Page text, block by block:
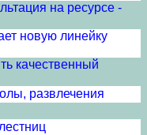
на ресурсе -
новую линейку
качественный
развлечения